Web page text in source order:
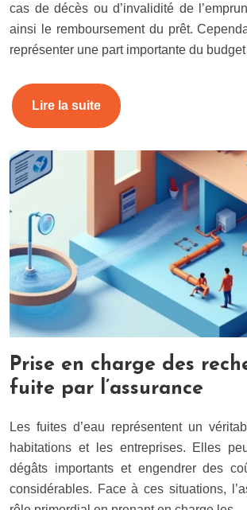
cas de décès ou d’invalidité de
ainsi le remboursement du prêt.
représenter une part importante du
Lire la suite
Prise en charge des
fuite par l’assurance
Les fuites d’eau représentent un
habitations et les entreprises. Elles
dégâts importants et engendrer des
considérables. Face à ces situations,